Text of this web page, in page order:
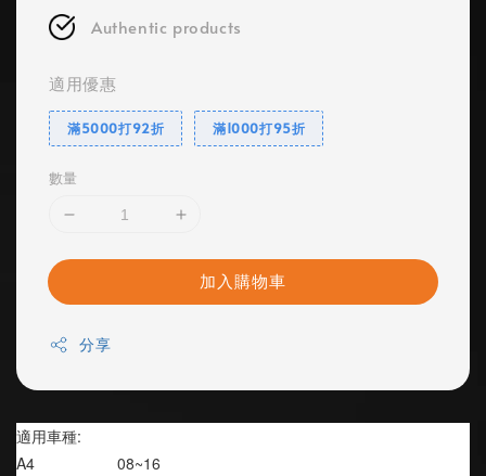
Authentic products
適用優惠
滿5000打92折 滿1000打95折
數量
加入購物車
分享
適用車種:
A4                   08~16